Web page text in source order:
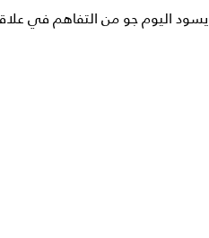
يسود اليوم جو من التفاهم في